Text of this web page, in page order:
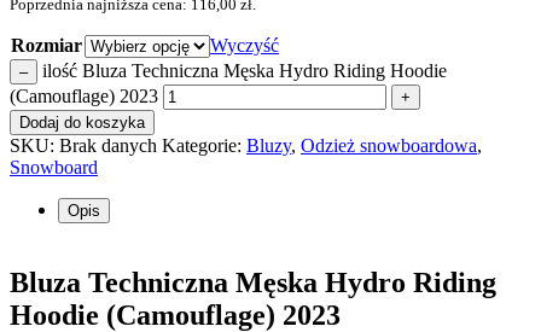
Poprzednia najniższa cena: 116,00 zł
Rozmiar Wyczyść
–
ilość Bluza Techniczna Męska Hydro Riding Hoodie
(Camouflage) 2023
+
Dodaj do koszyka
SKU: Brak danych Kategorie: Bluzy, Odzież snowboardowa,
Snowboard
Opis
Bluza Techniczna Męska Hydro Riding
Hoodie (Camouflage) 2023